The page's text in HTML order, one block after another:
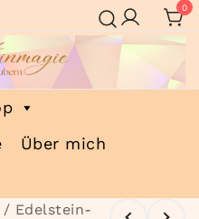
0
Über mich
/ Edelstein-